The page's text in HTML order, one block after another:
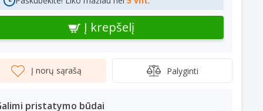
Į krepšelį
Į norų sąrašą Palyginti
pristatymo būdai